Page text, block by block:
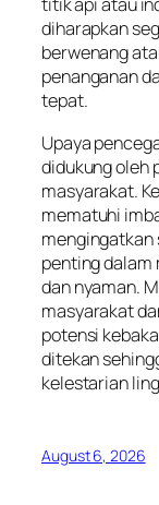
diharapkan
berwenang
penanganan
tepat.
Upaya
didukung oleh
masyarakat.
mematuhi
mengingatkan
penting dalam
dan nyaman.
masyarakat
potensi
ditekan
kelestarian
August 6, 2026